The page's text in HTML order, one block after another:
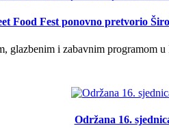
Food Fest ponovno pretvorio
glazbenim i zabavnim programom
Održana 16.